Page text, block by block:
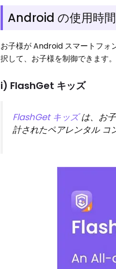
Android の使用時
お子様が Android スマートフォ
択して、お子様を制御できます。
i) FlashGet キッズ
FlashGet キッズは、お
計されたペアレンタル コ